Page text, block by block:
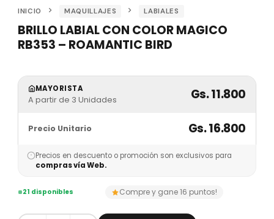
INICIO MAQUILLAJES LABIALES
BRILLO LABIAL CON COLOR MAGICO
RB353 – ROAMANTIC BIRD
MAYORISTA
A partir de 3 Unidades Gs. 11.800
Precio Unitario Gs. 16.800
Precios en descuento o promoción son exclusivos para
compras vía Web.
21 disponibles Compre y gane 16 puntos!